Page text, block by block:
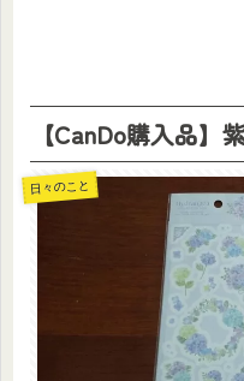
【CanDo購入品】
日々のこと